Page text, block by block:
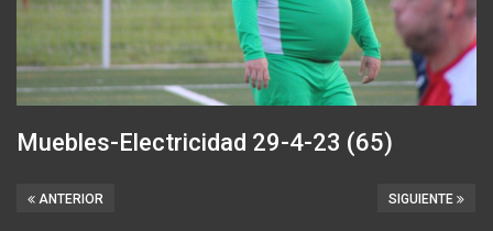
Muebles-Electricidad 29-4-23 (65)
SIGUIENTE
ANTERIOR